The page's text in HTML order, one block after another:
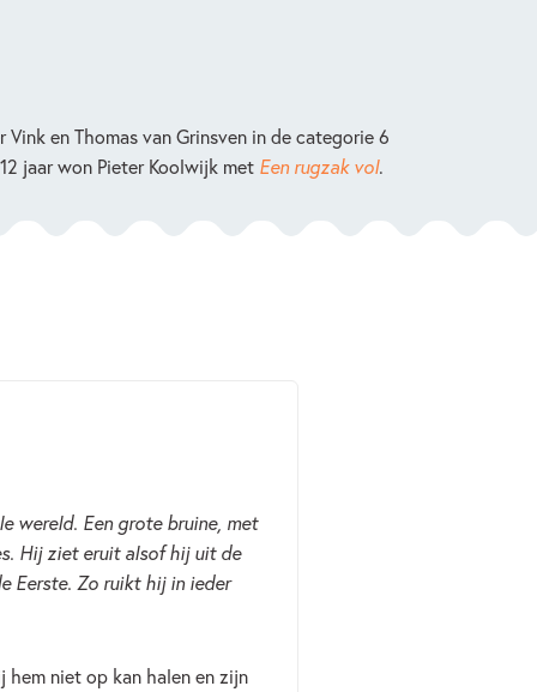
en Thomas van Grinsven in de categorie 6
jaar won Pieter Koolwijk met Een rugzak vol.
wereld. Een grote bruine, met
Hij ziet eruit alsof hij uit de
Eerste. Zo ruikt hij in ieder
niet op kan halen en zijn